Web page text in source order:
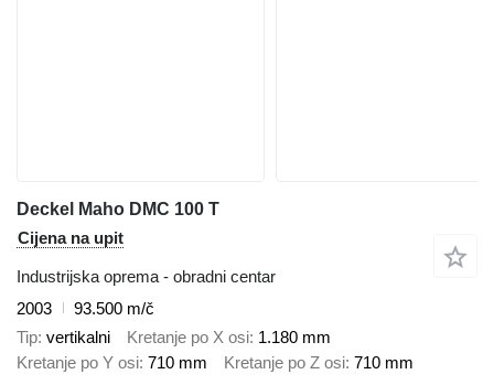
Deckel Maho DMC 100 T
Cijena na upit
Industrijska oprema - obradni centar
2003
93.500 m/č
Tip vertikalni Kretanje po X osi 1.180 mm
Kretanje po Y osi 710 mm Kretanje po Z osi 710 mm